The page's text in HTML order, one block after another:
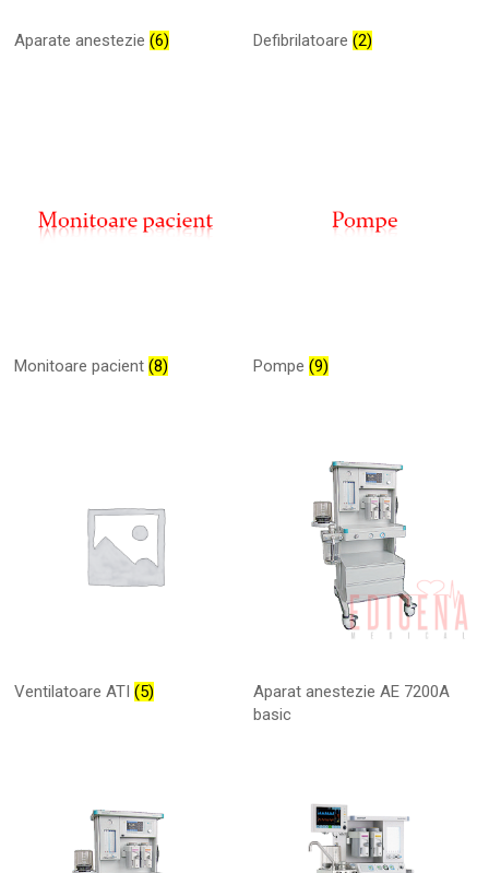
Aparate anestezie(6) Defibrilatoare(2)
Monitoare pacient(8) Pompe(9)
Ventilatoare ATI(5)
Aparat anestezie AE 7200A
basic